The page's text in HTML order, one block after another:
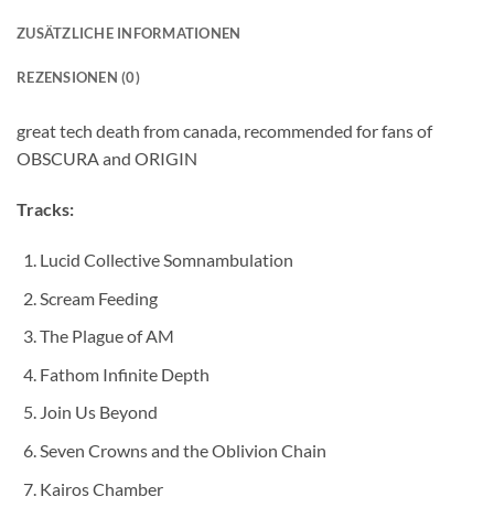
ZUSÄTZLICHE INFORMATIONEN
REZENSIONEN (0)
great tech death from canada, recommended for fans of
OBSCURA and ORIGIN
Tracks:
Lucid Collective Somnambulation
Scream Feeding
The Plague of AM
Fathom Infinite Depth
Join Us Beyond
Seven Crowns and the Oblivion Chain
Kairos Chamber